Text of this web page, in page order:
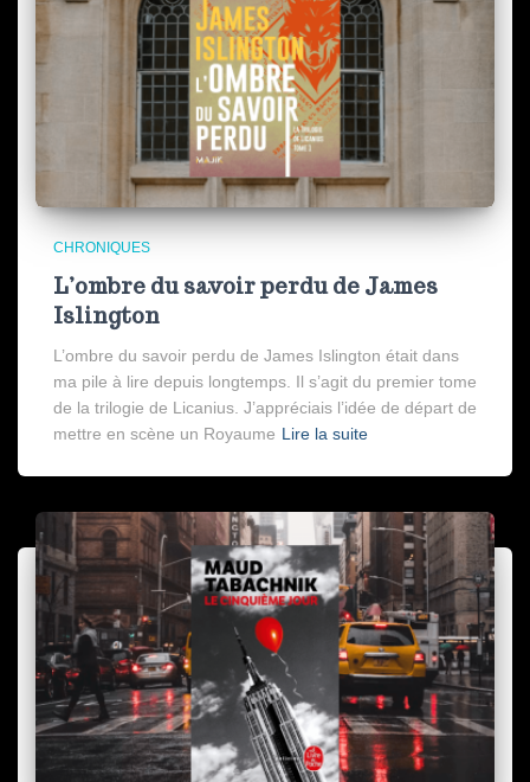
CHRONIQUES
L’ombre du savoir perdu de James
Islington
L’ombre du savoir perdu de James Islington était dans
ma pile à lire depuis longtemps. Il s’agit du premier tome
de la trilogie de Licanius. J’appréciais l’idée de départ de
mettre en scène un Royaume Lire la suite